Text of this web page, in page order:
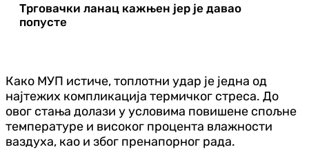
Трговачки ланац кажњен јер је давао
попусте
Како МУП истиче, топлотни удар је једна од
најтежих компликација термичког стреса. До
овог стања долази у условима повишене спољне
температуре и високог процента влажности
ваздуха, као и због пренапорног рада.